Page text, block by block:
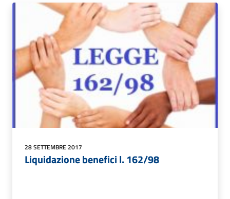
28 SETTEMBRE 2017
Liquidazione benefici l. 162/98